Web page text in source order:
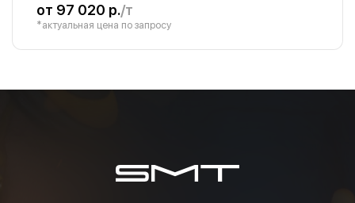
от 97 020 р./т
*актуальная цена по запросу